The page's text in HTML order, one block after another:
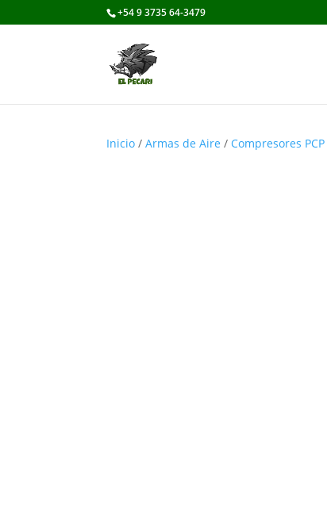
+54 9 3735 64-3479
Inicio /Armas de Aire / Compresores PCP